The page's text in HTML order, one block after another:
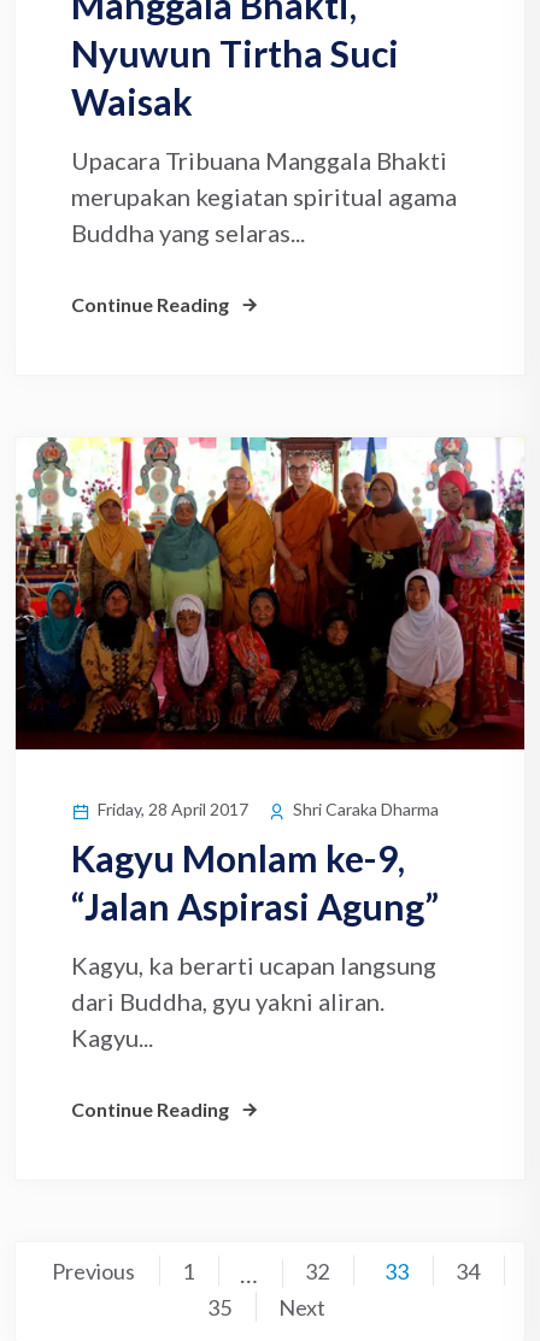
Nyuwun Tirtha Suci
Waisak
Upacara Tribuana Manggala Bhakti
merupakan kegiatan spiritual agama
Buddha yang selaras...
Continue Reading
Friday, 28 April 2017 Shri Caraka Dharma
Kagyu Monlam ke-9,
“Jalan Aspirasi Agung”
Kagyu, ka berarti ucapan langsung
dari Buddha, gyu yakni aliran.
Kagyu...
Continue Reading
Posts
pagination
Previous 1 … 32 33
34
35
Next